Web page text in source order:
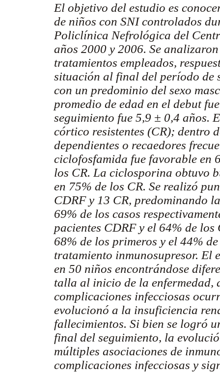
El objetivo del estudio es
de niños con SNI controlados
Policlínica Nefrológica del
años 2000 y 2006. Se
tratamientos empleados,
situación al final del período de
con un predominio del sexo
promedio de edad en el debut
seguimiento fue 5,9 ± 0,4 años.
córtico resistentes (CR); dentro
dependientes o recaedores
ciclofosfamida fue favorable en
los CR. La ciclosporina obtuvo
en 75% de los CR. Se realizó
CDRF y 13 CR, predominando
69% de los casos
pacientes CDRF y el 64% de
68% de los primeros y el 44%
tratamiento inmunosupresor. El
en 50 niños encontrándose
talla al inicio de la enfermedad,
complicaciones infecciosas
evolucionó a la insuficiencia
fallecimientos. Si bien se logró
final del seguimiento, la
múltiples asociaciones de
complicaciones infecciosas y